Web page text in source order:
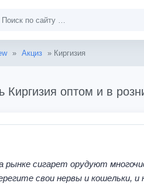
» Акциз » Киргизия
Киргизия оптом и в
рынке сигарет орудуют
свои нервы и кошельки,